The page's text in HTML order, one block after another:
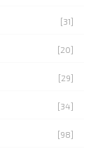
[31]
[20]
[29]
[34]
[98]